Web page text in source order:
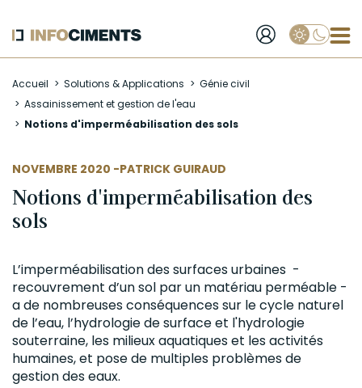
au
contenu
principal
Accueil Solutions & Applications
Génie civil
Assainissement et gestion de l'eau
Notions d'imperméabilisation des sols
NOVEMBRE 2020 -
AUTEUR PATRICK GUIRAUD
Notions d'imperméabilisation des
sols
L’imperméabilisation des surfaces urbaines -
recouvrement d’un sol par un matériau perméable -
a de nombreuses conséquences sur le cycle naturel
de l’eau, l’hydrologie de surface et l'hydrologie
souterraine, les milieux aquatiques et les activités
humaines, et pose de multiples problèmes de
gestion des eaux.